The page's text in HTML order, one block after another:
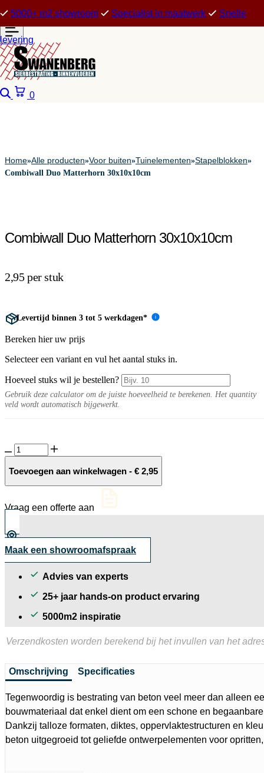
5000+ m2 showroom Specialist in maatwerk Snelle
levering
Zoeken
0
Home»Alle producten»Voor buiten»Tuinelementen»Stapelblokken»
Combiwall Duo Matterhorn 30x10x10cm
Combiwall Duo Matterhorn 30x10x10cm
2,95 per stuk
Levertijd binnen 3 tot 5 werkdagen* i
Bereken hier uw prijs
Selecteer een variant en vul het aantal stuks in.
Hoeveel stuks wil je bestellen?
Gebruik deze calculator om de juiste hoeveelheid te berekenen. Het quantity
veld wordt automatisch bijgewerkt.
Combiwall
Duo
Matterhorn
Toevoegen aan winkelwagen - € 2,95
Vraag een offerte aan
Maak een showroomafspraak
Advies van experts
25+ jaar hands-on product ervaring
5000m2 inspiratie
Verzendkosten worden berekend bij het invullen van het
Omschrijving Specificaties
Tegenwoordig is bestrating van beton veel meer dan alleen
bouwmateriaal dat enkel dient om een schone en
Dankzij talloze formaten, diktes, oppervlaktestructuren en
beton uitgegroeid tot geliefde ontwerpelementen voor